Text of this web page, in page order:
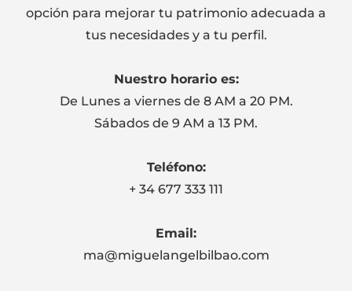
opción para mejorar tu patrimonio adecuada a
tus necesidades y a tu perfil.
Nuestro horario es:
De Lunes a viernes de 8 AM a 20 PM.
Sábados de 9 AM a 13 PM.
Teléfono:
+ 34 677 333 111
Email:
ma@miguelangelbilbao.com